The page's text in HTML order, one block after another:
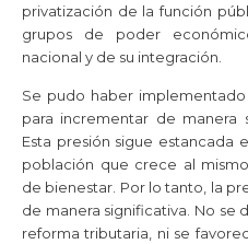
privatización de la función
grupos de poder
nacional y de su integración.
Se pudo haber
para incrementar de manera
Esta presión sigue estancada
población que crece al
de bienestar. Por lo tanto, la
de manera significativa. No se
reforma tributaria, ni se